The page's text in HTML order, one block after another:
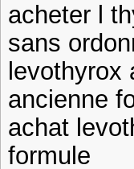
acheter l
sans
ancienne
achat
formule